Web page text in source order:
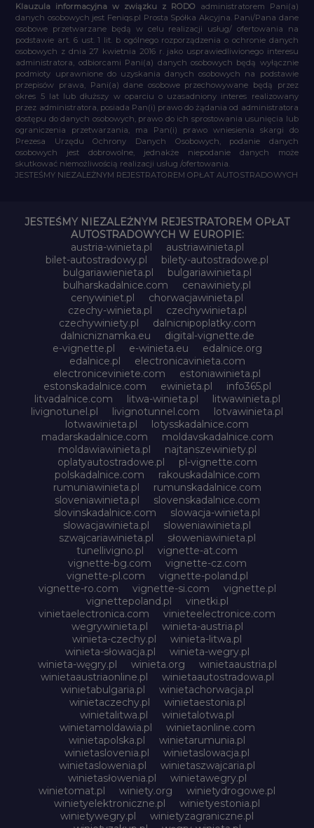
Klauzula informacyjna w związku z RODO administratorem Pani(a)
danych osobowych jest Feniqs.pl Prosta Spółka Akcyjna. Pani/Pana dane
osobowe przetwarzane będą w celu realizacji usług/ ofertowania na
podstawie art. 6 ust. 1 lit. b ogólnego rozporządzenia o ochronie danych
osobowych z dnia 27 kwietnia 2016 r. jako usprawiedliwionego interesu
administratora, odbiorcami Pani(a) danych osobowych będą wyłącznie
podmioty uprawnione do uzyskania danych osobowych na podstawie
przepisów prawa, Pani(a) dane osobowe przechowywane będą przez
okres 5 lat lub dłuższy w oparciu o uzasadniony interes realizowany
przez administratora, posiada Pan(i) prawo do żądania od administratora
dostępu do danych osobowych, prawo do ich sprostowania usunięcia lub
ograniczenia przetwarzania, ma Pan(i) prawo wniesienia skargi do
Prezesa Urzędu Ochrony Danych Osobowych, podanie danych
osobowych jest dobrowolne, jednakże niepodanie danych może
skutkować niemożliwością realizacji usług /ofertowania.
JESTEŚMY NIEZALEŻNYM REJESTRATOREM OPŁAT AUTOSTRADOWYCH
JESTEŚMY NIEZALEŻNYM REJESTRATOREM OPŁAT
AUTOSTRADOWYCH W EUROPIE:
austria-winieta.pl
austriawinieta.pl
bilet-autostradowy.pl
bilety-autostradowe.pl
bulgariawienieta.pl
bulgariawinieta.pl
bulharskadalnice.com
cenawiniety.pl
cenywiniet.pl
chorwacjawinieta.pl
czechy-winieta.pl
czechywinieta.pl
czechywiniety.pl
dalnicnipoplatky.com
dalnicniznamka.eu
digital-vignette.de
e-vignette.pl
e-winieta.eu
edalnice.org
edalnice.pl
electronicavinieta.com
electroniceviniete.com
estoniawinieta.pl
estonskadalnice.com
ewinieta.pl
info365.pl
litvadalnice.com
litwa-winieta.pl
litwawinieta.pl
livignotunel.pl
livignotunnel.com
lotvawinieta.pl
lotwawinieta.pl
lotysskadalnice.com
madarskadalnice.com
moldavskadalnice.com
moldawiawinieta.pl
najtanszewiniety.pl
oplatyautostradowe.pl
pl-vignette.com
polskadalnice.com
rakouskadalnice.com
rumuniawinieta.pl
rumunskadalnice.com
sloveniawinieta.pl
slovenskadalnice.com
slovinskadalnice.com
slowacja-winieta.pl
slowacjawinieta.pl
sloweniawinieta.pl
szwajcariawinieta.pl
słoweniawinieta.pl
tunellivigno.pl
vignette-at.com
vignette-bg.com
vignette-cz.com
vignette-pl.com
vignette-poland.pl
vignette-ro.com
vignette-si.com
vignette.pl
vignettepoland.pl
vinetki.pl
vinietaelectronica.com
vinieteelectronice.com
wegrywinieta.pl
winieta-austria.pl
winieta-czechy.pl
winieta-litwa.pl
winieta-słowacja.pl
winieta-wegry.pl
winieta-węgry.pl
winieta.org
winietaaustria.pl
winietaaustriaonline.pl
winietaautostradowa.pl
winietabulgaria.pl
winietachorwacja.pl
winietaczechy.pl
winietaestonia.pl
winietalitwa.pl
winietalotwa.pl
winietamoldawia.pl
winietaonline.com
winietapolska.pl
winietarumunia.pl
winietaslovenia.pl
winietaslowacja.pl
winietaslowenia.pl
winietaszwajcaria.pl
winietasłowenia.pl
winietawegry.pl
winietomat.pl
winiety.org
winietydrogowe.pl
winietyelektroniczne.pl
winietyestonia.pl
winietywegry.pl
winietyzagraniczne.pl